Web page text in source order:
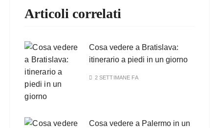
Articoli correlati
Cosa vedere a Bratislava:
itinerario a piedi in un giorno
2 SETTIMANE FA
Cosa vedere a Palermo in un